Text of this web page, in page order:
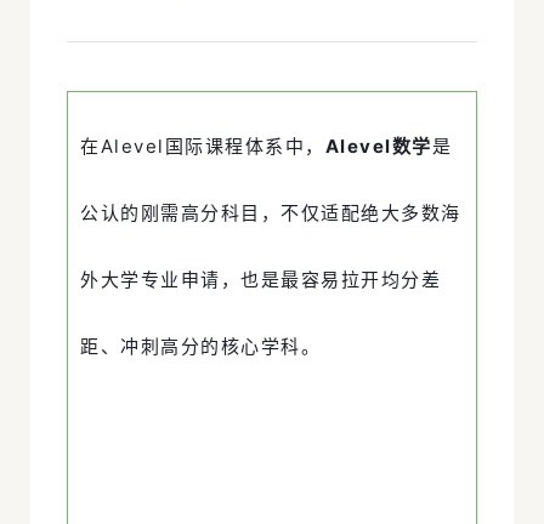
在Alevel国际课程体系中， Alevel数学是
公认的刚需高分科目，不仅适配绝大多数海
外大学专业申请，也是最容易拉开均分差
距、冲刺高分的核心学科。